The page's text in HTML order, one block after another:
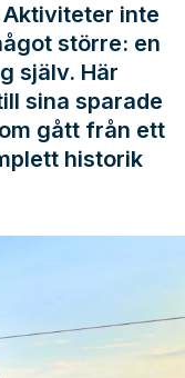
Aktiviteter inte
större: en
själv. Här
sina sparade
gått från ett
historik